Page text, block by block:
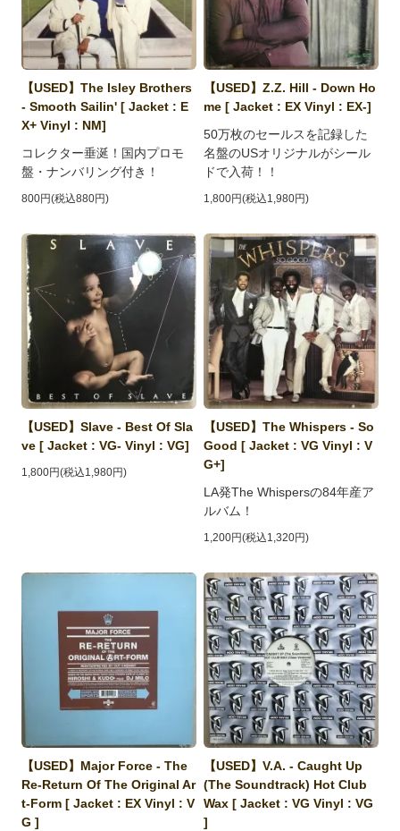
【USED】The Isley Brothers
- Smooth Sailin' [ Jacket : E
X+ Vinyl : NM]
コレクター垂涎！国内プロモ
盤・ナンバリング付き！
800円(税込880円)
【USED】Z.Z. Hill - Down Ho
me [ Jacket : EX Vinyl : EX-]
50万枚のセールスを記録した
名盤のUSオリジナルがシール
ドで入荷！！
1,800円(税込1,980円)
【USED】Slave - Best Of Sla
ve [ Jacket : VG- Vinyl : VG]
1,800円(税込1,980円)
【USED】The Whispers - So
Good [ Jacket : VG Vinyl : V
G+]
LA発The Whispersの84年産ア
ルバム！
1,200円(税込1,320円)
【USED】Major Force - The
Re-Return Of The Original Ar
t-Form [ Jacket : EX Vinyl : V
G ]
【USED】V.A. - Caught Up
(The Soundtrack) Hot Club
Wax [ Jacket : VG Vinyl : VG
]